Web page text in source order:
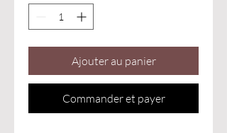
Ajouter au panier
Commander et payer